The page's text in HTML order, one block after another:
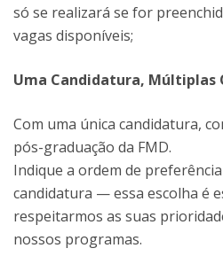
só se realizará se for
vagas disponíveis;​
Uma Candidatura, Múltiplas
Com uma única candidatura,
pós-graduação da FMD.
Indique a ordem de
candidatura — essa escolha é
respeitarmos as suas
nossos programas.